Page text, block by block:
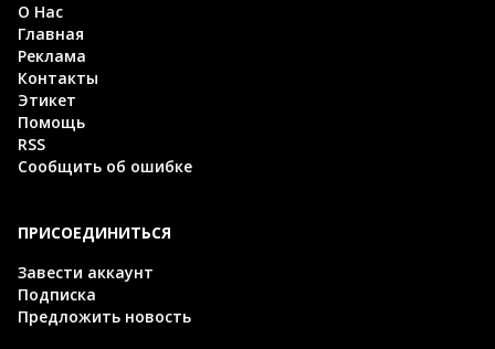
О Нас
Главная
Реклама
Контакты
Этикет
Помощь
RSS
Сообщить об ошибке
ПРИСОЕДИНИТЬСЯ
Завести аккаунт
Подписка
Предложить новость